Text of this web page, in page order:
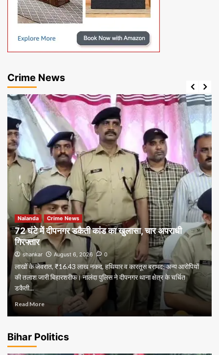
Crime News
Nalanda Crime News
72 घंटे में दीपनगर डकैती कांड का खुलासा, चार अपराधी
गिरफ्तार
shankar August 6, 2026 0
लाखों के जेवरात, ₹16.43 लाख नकद, हथियार व कारतूस बरामद; अन्य आरोपियों
की तलाश जारी बिहारशरीफ। नालंदा पुलिस ने दीपनगर थाना क्षेत्र के चर्चित
डकैती...
Read More
Bihar Politics